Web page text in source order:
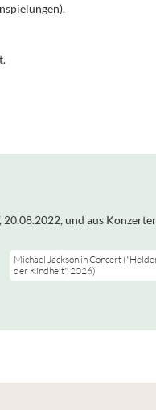
und aus
Youtube-Videos werden
persönliche Daten an
Mehr Infos in unserer
Datenschutzerklärung
Michael Jackson in Concert
der Kindheit", 2026)